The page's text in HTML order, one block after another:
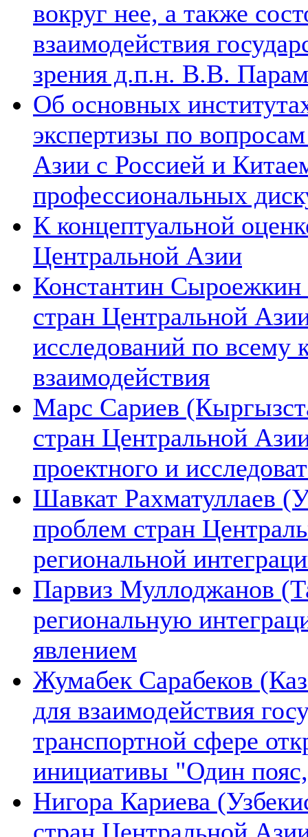
вокруг нее, а также
взаимодействия
зрения д.п.н. В.В.
Об основных
экспертизы по
Азии с Россией и
профессиональных
К концептуальной
Центральной Азии
Константин Сыроежкин
стран Центральной
исследований по всему
взаимодействия
Марс Сариев
стран Центральной
проектного и
Шавкат Рахматуллаев
проблем стран
региональной
Парвиз Муллоджанов
региональную
явлением
Жумабек Сарабеков
для взаимодействия
транспортной сфере
инициативы "Один
Нигора Кариева